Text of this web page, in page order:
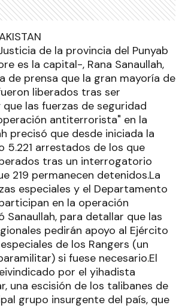
de la provincia del Punyab
es la capital-, Rana Sanaullah,
de prensa que la gran mayoría de
liberados tras ser
las fuerzas de seguridad
antiterrorista" en la
precisó que desde iniciada la
5.221 arrestados de los que
tras un interrogatorio
219 permanecen detenidos.La
especiales y el Departamento
en la operación
Sanaullah, para detallar que las
pedirán apoyo al Ejército
de los Rangers (un
si fuese necesario.El
por el yihadista
una escisión de los talibanes de
grupo insurgente del país, que